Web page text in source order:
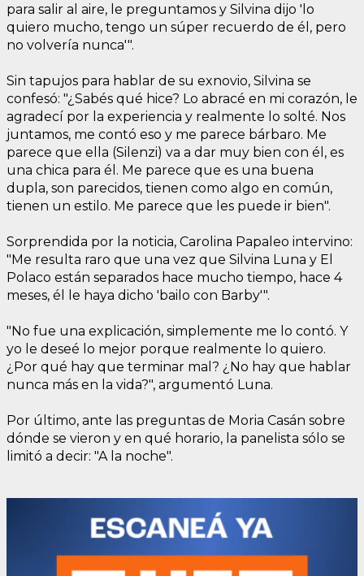
para salir al aire, le preguntamos y Silvina dijo 'lo
quiero mucho, tengo un súper recuerdo de él, pero
no volvería nunca'".
Sin tapujos para hablar de su exnovio, Silvina se
confesó: "¿Sabés qué hice? Lo abracé en mi corazón, le
agradecí por la experiencia y realmente lo solté. Nos
juntamos, me contó eso y me parece bárbaro. Me
parece que ella (Silenzi) va a dar muy bien con él, es
una chica para él. Me parece que es una buena
dupla, son parecidos, tienen como algo en común,
tienen un estilo. Me parece que les puede ir bien".
Sorprendida por la noticia, Carolina Papaleo intervino:
"Me resulta raro que una vez que Silvina Luna y El
Polaco están separados hace mucho tiempo, hace 4
meses, él le haya dicho 'bailo con Barby'".
"No fue una explicación, simplemente me lo contó. Y
yo le deseé lo mejor porque realmente lo quiero.
¿Por qué hay que terminar mal? ¿No hay que hablar
nunca más en la vida?", argumentó Luna.
Por último, ante las preguntas de Moria Casán sobre
dónde se vieron y en qué horario, la panelista sólo se
limitó a decir: "A la noche".